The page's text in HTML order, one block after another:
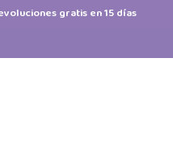
gratis en 15 días